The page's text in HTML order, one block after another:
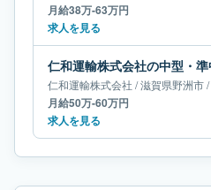
月給38万-63万円
求人を見る
仁和運輸株式会社 /滋賀県野洲市/
月給50万-60万円
求人を見る